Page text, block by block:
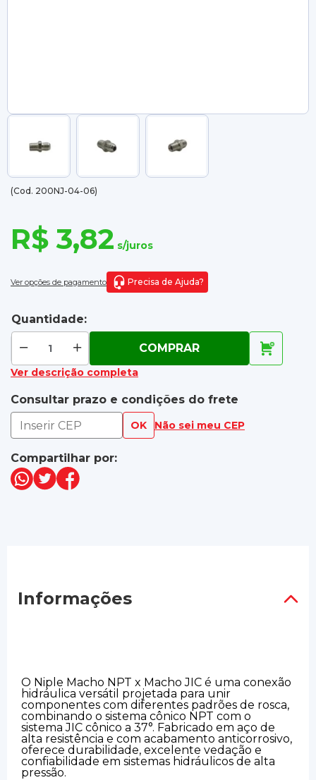
(Cod. 200NJ-04-06)
R$ 3,82 s/juros
Ver opções de pagamento Precisa de Ajuda?
Quantidade:
COMPRAR
Ver descrição completa
Consultar prazo e condições do frete
OK Não sei meu CEP
Compartilhar por:
Informações
O Niple Macho NPT x Macho JIC é uma conexão
hidráulica versátil projetada para unir
componentes com diferentes padrões de rosca,
combinando o sistema cônico NPT com o
sistema JIC cônico a 37°. Fabricado em aço de
alta resistência e com acabamento anticorrosivo,
oferece durabilidade, excelente vedação e
confiabilidade em sistemas hidráulicos de alta
pressão.